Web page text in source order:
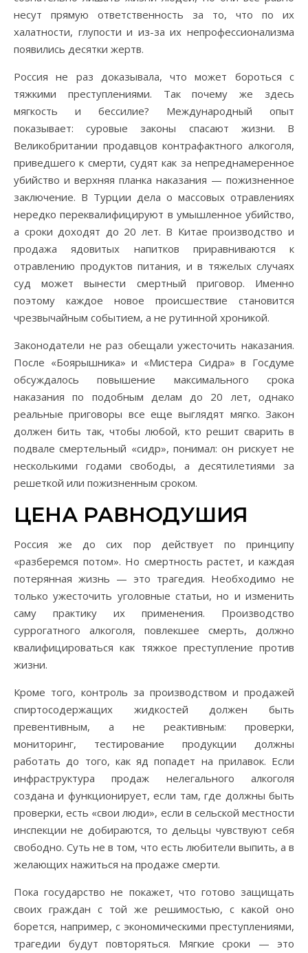
несут прямую ответственность за то, что по их
халатности, глупости и из-за их непрофессионализма
появились десятки жертв.
Россия не раз доказывала, что может бороться с
тяжкими преступлениями. Так почему же здесь
мягкость и бессилие? Международный опыт
показывает: суровые законы спасают жизни. В
Великобритании продавцов контрафактного алкоголя,
приведшего к смерти, судят как за непреднамеренное
убийство и верхняя планка наказания — пожизненное
заключение. В Турции дела о массовых отравлениях
нередко переквалифицируют в умышленное убийство,
а сроки доходят до 20 лет. В Китае производство и
продажа ядовитых напитков приравниваются к
отравлению продуктов питания, и в тяжелых случаях
суд может вынести смертный приговор. Именно
поэтому каждое новое происшествие становится
чрезвычайным событием, а не рутинной хроникой.
Законодатели не раз обещали ужесточить наказания.
После «Боярышника» и «Мистера Сидра» в Госдуме
обсуждалось повышение максимального срока
наказания по подобным делам до 20 лет, однако
реальные приговоры все еще выглядят мягко. Закон
должен бить так, чтобы любой, кто решит сварить в
подвале смертельный «сидр», понимал: он рискует не
несколькими годами свободы, а десятилетиями за
решеткой или пожизненным сроком.
ЦЕНА РАВНОДУШИЯ
Россия же до сих пор действует по принципу
«разберемся потом». Но смертность растет, и каждая
потерянная жизнь — это трагедия. Необходимо не
только ужесточить уголовные статьи, но и изменить
саму практику их применения. Производство
суррогатного алкоголя, повлекшее смерть, должно
квалифицироваться как тяжкое преступление против
жизни.
Кроме того, контроль за производством и продажей
спиртосодержащих жидкостей должен быть
превентивным, а не реактивным: проверки,
мониторинг, тестирование продукции должны
работать до того, как яд попадет на прилавок. Если
инфраструктура продаж нелегального алкоголя
создана и функционирует, если там, где должны быть
проверки, есть «свои люди», если в сельской местности
инспекции не добираются, то дельцы чувствуют себя
свободно. Суть не в том, что есть любители выпить, а в
желающих нажиться на продаже смерти.
Пока государство не покажет, что готово защищать
своих граждан с той же решимостью, с какой оно
борется, например, с экономическими преступлениями,
трагедии будут повторяться. Мягкие сроки — это